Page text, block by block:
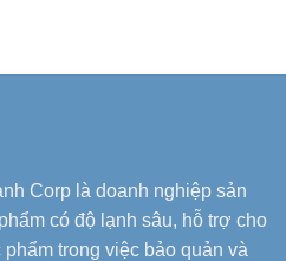
Corp là doanh nghiệp sản
có độ lạnh sâu, hỗ trợ cho
trong việc bảo quản và